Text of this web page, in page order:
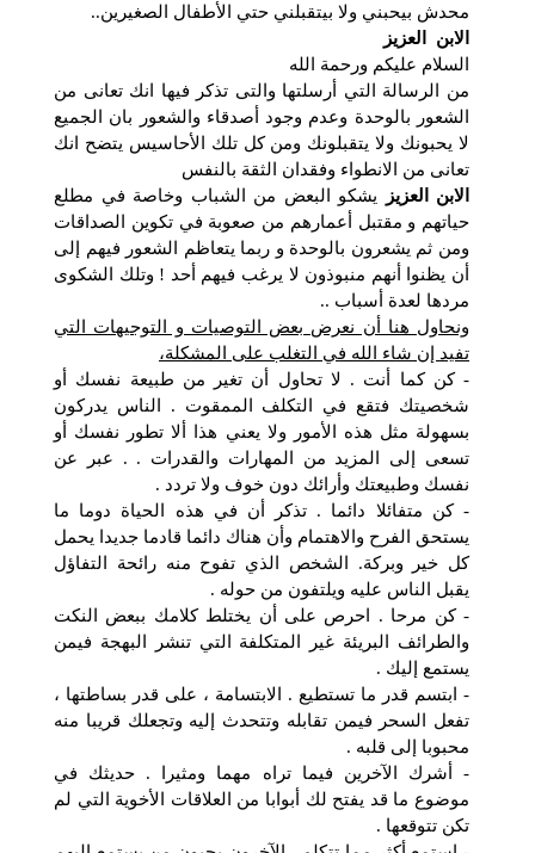
محدش بيحبني ولا بيتقبلني حتي الأطفال الصغيرين..
الابن العزيز
السلام عليكم ورحمة الله
من الرسالة التي أرسلتها والتى تذكر فيها انك تعانى من
الشعور بالوحدة وعدم وجود أصدقاء والشعور بان الجميع
لا يحبونك ولا يتقبلونك ومن كل تلك الأحاسيس يتضح انك
تعانى من الانطواء وفقدان الثقة بالنفس
الابن العزيز يشكو البعض من الشباب وخاصة في مطلع
حياتهم و مقتبل أعمارهم من صعوبة في تكوين الصداقات
ومن ثم يشعرون بالوحدة و ربما يتعاظم الشعور فيهم إلى
أن يظنوا أنهم منبوذون لا يرغب فيهم أحد ! وتلك الشكوى
مردها لعدة أسباب ..
ونحاول هنا أن نعرض بعض التوصيات و التوجيهات التي
تفيد إن شاء الله في التغلب على المشكلة،
- كن كما أنت . لا تحاول أن تغير من طبيعة نفسك أو
شخصيتك فتقع في التكلف الممقوت . الناس يدركون
بسهولة مثل هذه الأمور ولا يعني هذا ألا تطور نفسك أو
تسعى إلى المزيد من المهارات والقدرات . . عبر عن
نفسك وطبيعتك وأرائك دون خوف ولا تردد .
- كن متفائلا دائما . تذكر أن في هذه الحياة دوما ما
يستحق الفرح والاهتمام وأن هناك دائما قادما جديدا يحمل
كل خير وبركة. الشخص الذي تفوح منه رائحة التفاؤل
يقبل الناس عليه ويلتفون من حوله .
- كن مرحا . احرص على أن يختلط كلامك ببعض النكت
والطرائف البريئة غير المتكلفة التي تنشر البهجة فيمن
يستمع إليك .
- ابتسم قدر ما تستطيع . الابتسامة ، على قدر بساطتها ،
تفعل السحر فيمن تقابله وتتحدث إليه وتجعلك قريبا منه
محبوبا إلى قلبه .
- أشرك الآخرين فيما تراه مهما ومثيرا . حديثك في
موضوع ما قد يفتح لك أبوابا من العلاقات الأخوية التي لم
تكن تتوقعها .